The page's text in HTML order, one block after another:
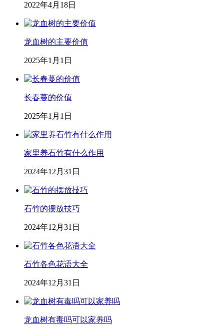
2022年4月18日
龙血树的主要价值
2025年1月1日
长春蔓的价值
2025年1月1日
家里养石竹有什么作用
2024年12月31日
石竹的摆放技巧
2024年12月31日
石竹各色花语大全
2024年12月31日
龙血树有毒吗可以家养吗